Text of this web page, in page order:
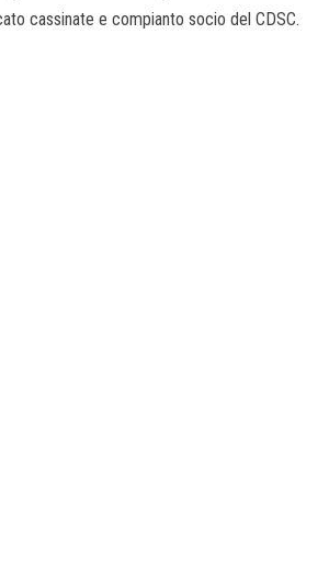
cassinate e compianto socio del CDSC.